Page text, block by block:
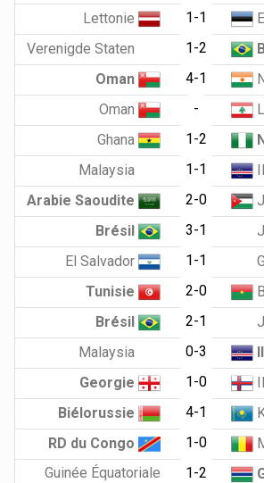
Lettonie
1-1
Verenigde Staten
1-2
Oman
4-1
Oman
-
Ghana
1-2
Malaysia
1-1
Arabie Saoudite
2-0
Brésil
3-1
El Salvador
1-1
Tunisie
2-0
Brésil
2-1
Malaysia
0-3
Georgie
1-0
Biélorussie
4-1
RD du Congo
1-0
Guinée Équatoriale
1-2